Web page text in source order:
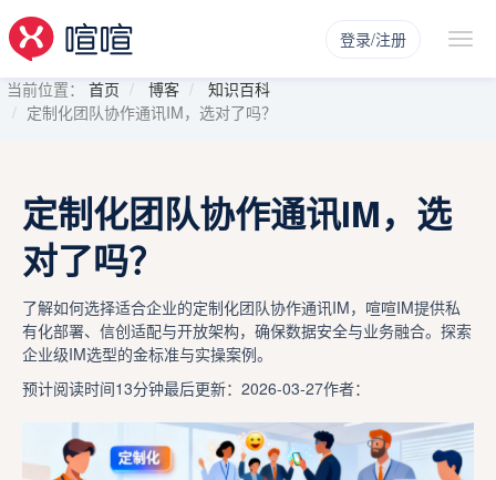
登录/注册
当前位置： 首页 博客
知识百科
定制化团队协作通讯IM，选对了吗？
定制化团队协作通讯IM，选
对了吗？
了解如何选择适合企业的定制化团队协作通讯IM，喧喧IM提供私
有化部署、信创适配与开放架构，确保数据安全与业务融合。探索
企业级IM选型的金标准与实操案例。
预计阅读时间13分钟最后更新：2026-03-27作者：